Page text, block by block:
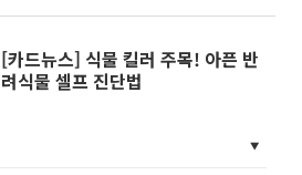
[카드뉴스] 식물 킬러 주목! 아픈 반
려식물 셀프 진단법